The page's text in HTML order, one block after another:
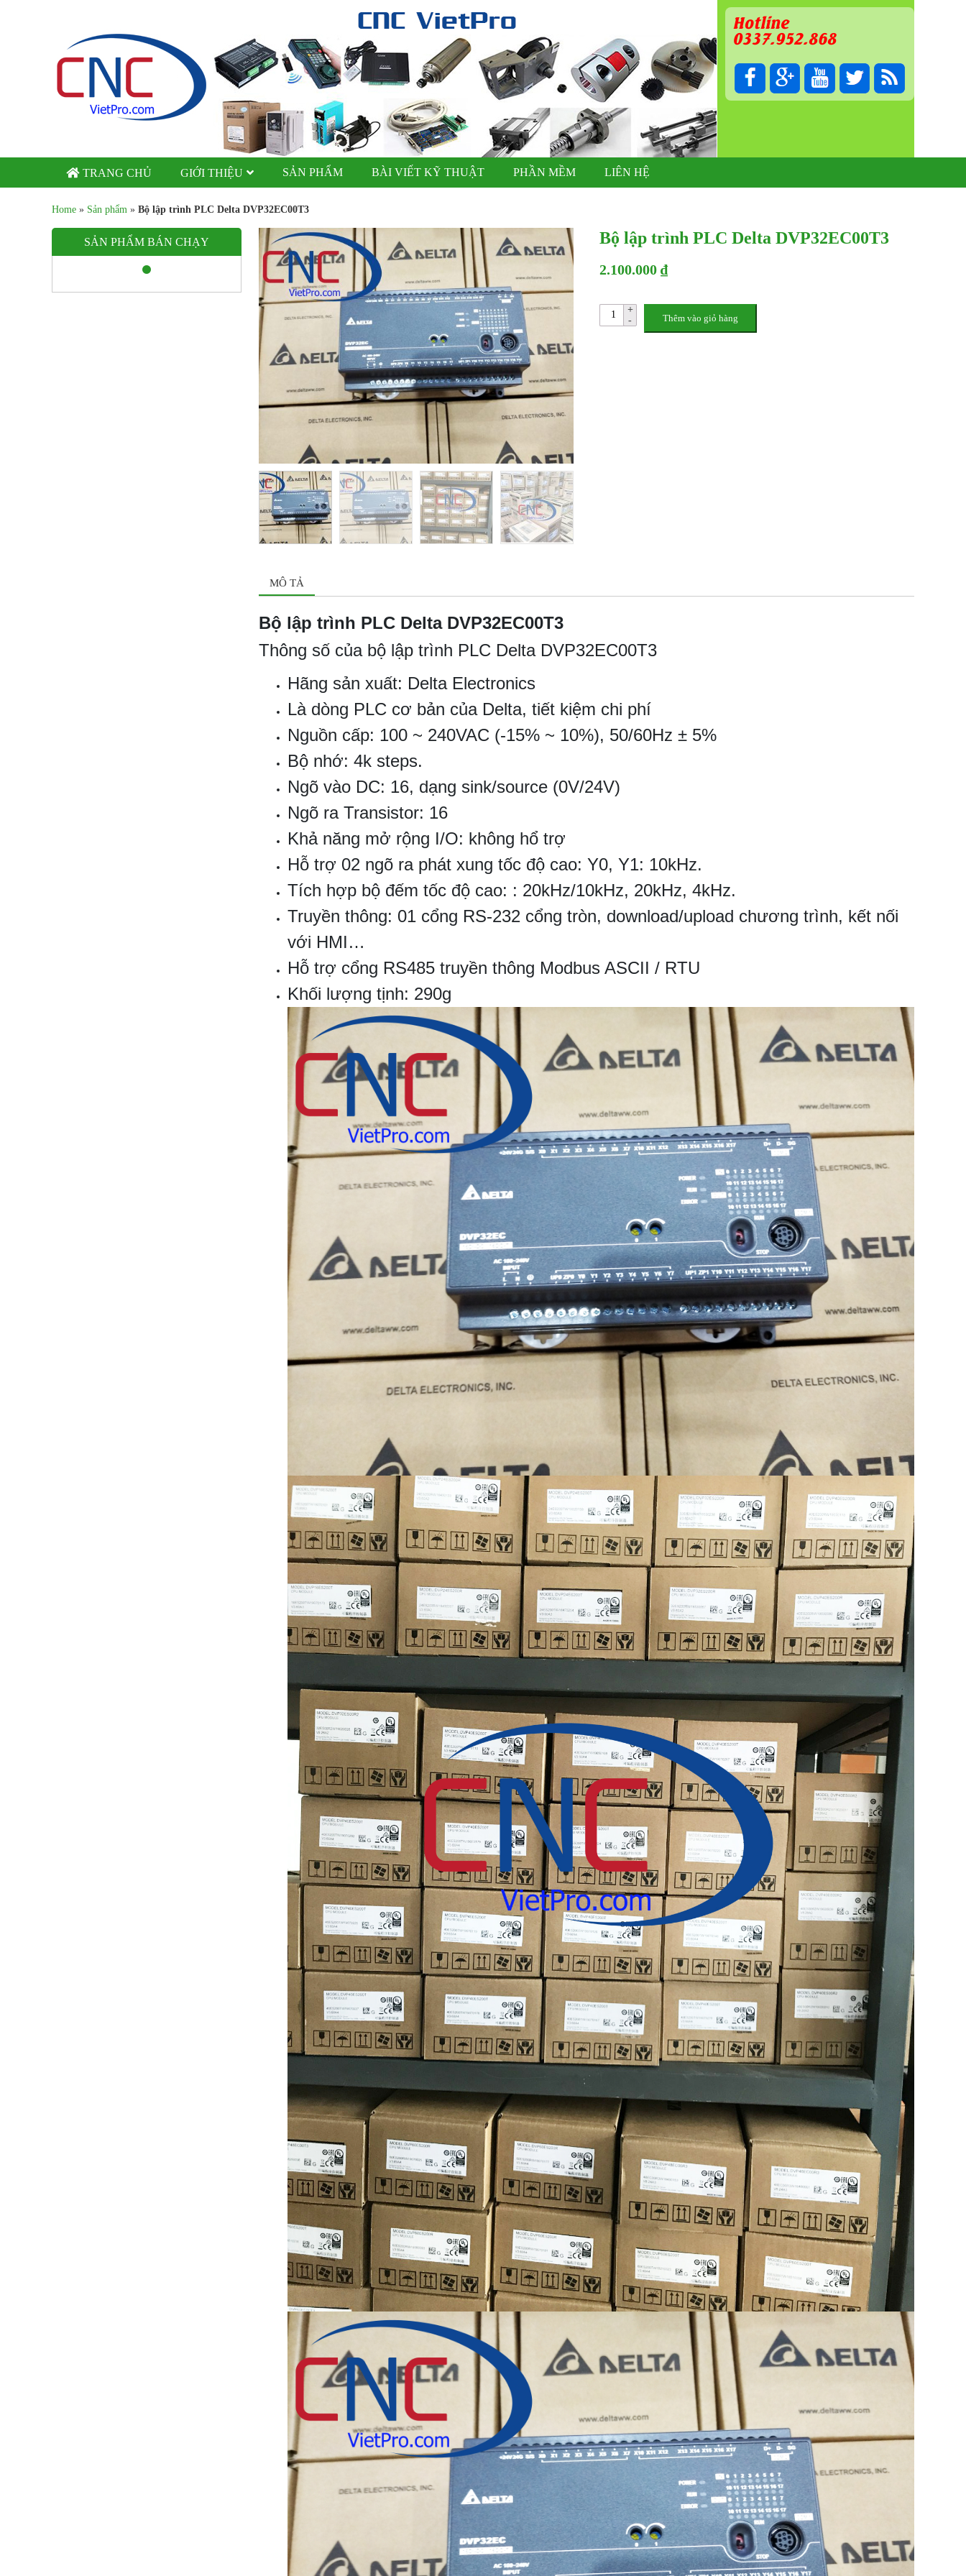
Hotline
0337.952.868
TRANG CHỦ GIỚI THIỆU SẢN PHẨM BÀI VIẾT KỸ THUẬT PHẦN MỀM LIÊN HỆ
Home » Sản phẩm » Bộ lập trình PLC Delta DVP32EC00T3
Bộ lập trình PLC Delta DVP32EC00T3
2.100.000 ₫
Thêm vào giỏ hàng
MÔ TẢ
Bộ lập trình PLC Delta DVP32EC00T3
Thông số của bộ lập trình PLC Delta DVP32EC00T3
Hãng sản xuất: Delta Electronics
Là dòng PLC cơ bản của Delta, tiết kiệm chi phí
Nguồn cấp: 100 ~ 240VAC (-15% ~ 10%), 50/60Hz ± 5%
Bộ nhớ: 4k steps.
Ngõ vào DC: 16, dạng sink/source (0V/24V)
Ngõ ra Transistor: 16
Khả năng mở rộng I/O: không hổ trợ
Hỗ trợ 02 ngõ ra phát xung tốc độ cao: Y0, Y1: 10kHz.
Tích hợp bộ đếm tốc độ cao: : 20kHz/10kHz, 20kHz, 4kHz.
Truyền thông: 01 cổng RS-232 cổng tròn, download/upload chương trình, kết nối
với HMI…
Hỗ trợ cổng RS485 truyền thông Modbus ASCII / RTU
Khối lượng tịnh: 290g
SẢN PHẨM BÁN CHẠY